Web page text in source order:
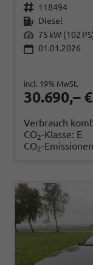
118494
Diesel
75 kW (102
01.01.2026
30.690,– €
incl. 19% MwSt.
Verbrauch
CO2-Klasse: E
CO2-